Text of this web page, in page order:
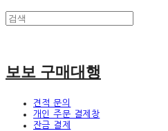
보보 구매대행
견적 문의
개인 주문 결제창
잔금 결제